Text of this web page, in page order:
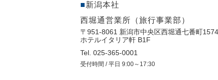
新潟本社
西堀通営業所（旅行事業部）
〒951-8061 新潟市中央区西堀通七番町
ホテルイタリア軒 B1F
Tel. 025-365-0001
受付時間 / 平日 9:00～17:30